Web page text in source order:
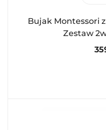
Bujak Montessori
Zestaw